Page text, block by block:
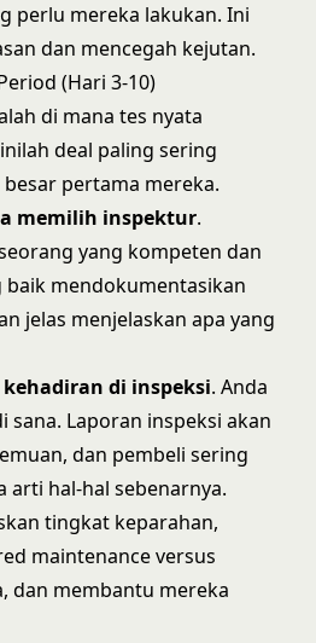
perlu mereka lakukan. Ini
dan mencegah kejutan.
(Hari 3-10)
di mana tes nyata
deal paling sering
pertama mereka.
memilih inspektur.
yang kompeten dan
mendokumentasikan
jelas menjelaskan apa yang
di inspeksi. Anda
sana. Laporan inspeksi akan
dan pembeli sering
arti hal-hal sebenarnya.
tingkat keparahan,
maintenance versus
dan membantu mereka